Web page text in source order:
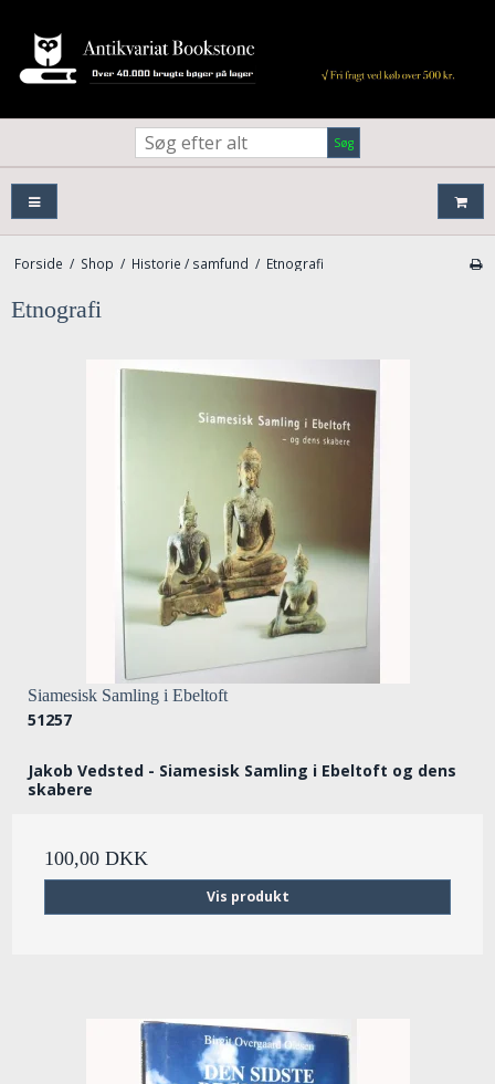
Søg
Forside / Shop / Historie / samfund / Etnografi
Etnografi
Siamesisk Samling i Ebeltoft
51257
Jakob Vedsted - Siamesisk Samling i Ebeltoft og dens
skabere
100,00 DKK
Vis produkt